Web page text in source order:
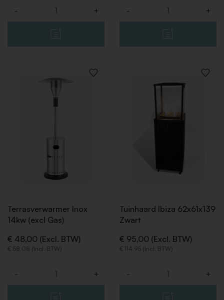
TERUG
TERUG
TERUG
TERUG
- + - +
VOEG
Terrasverwarmer Inox
14kw (excl Gas)
€ 48,00 (Excl. BTW)
€ 58,08 (Incl. BTW)
- +
VOEG
Tuinhaard Ibiza 62x61x139
Zwart
€ 95,00 (Excl. BTW)
€ 114,95 (Incl. BTW)
- +